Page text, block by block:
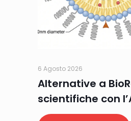
6 Agosto 2026
Alternative a
scientifiche con